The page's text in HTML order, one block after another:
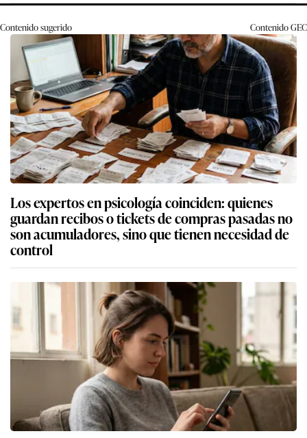
Contenido sugerido ContenidoGEC
Los expertos en psicología coinciden: quienes
guardan recibos o tickets de compras pasadas no
son acumuladores, sino que tienen necesidad de
control